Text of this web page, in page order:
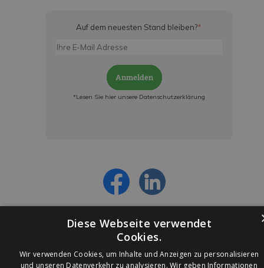
Auf dem neuesten Stand bleiben?*
Anmelden
*Lesen Sie hier unsere Datenschutzerklärung
Diese Webseite verwendet
Cookies.
Wir verwenden Cookies, um Inhalte und Anzeigen zu personalisieren
und unseren Datenverkehr zu analysieren. Wir geben Informationen